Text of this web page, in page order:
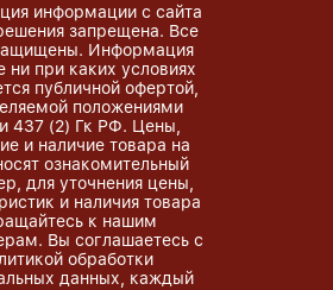
информации с сайта
запрещена. Все
Информация
ни при каких условиях
публичной офертой,
положениями
437 (2) Гк РФ. Цены,
и наличие товара на
ознакомительный
для уточнения цены,
и наличия товара
к нашим
Вы соглашаетесь с
обработки
данных, каждый